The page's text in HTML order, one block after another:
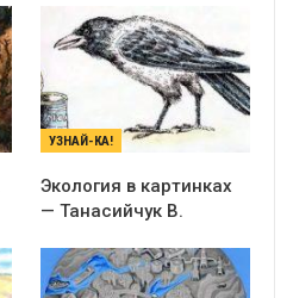
УЗНАЙ-КА!
Экология в картинках
— Танасийчук В.